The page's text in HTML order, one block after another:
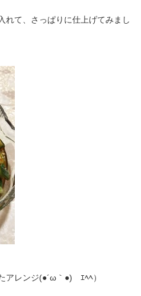
れて、さっぱりに仕上げてみまし
レンジ(●´ω｀●)ゞｴﾍﾍ）